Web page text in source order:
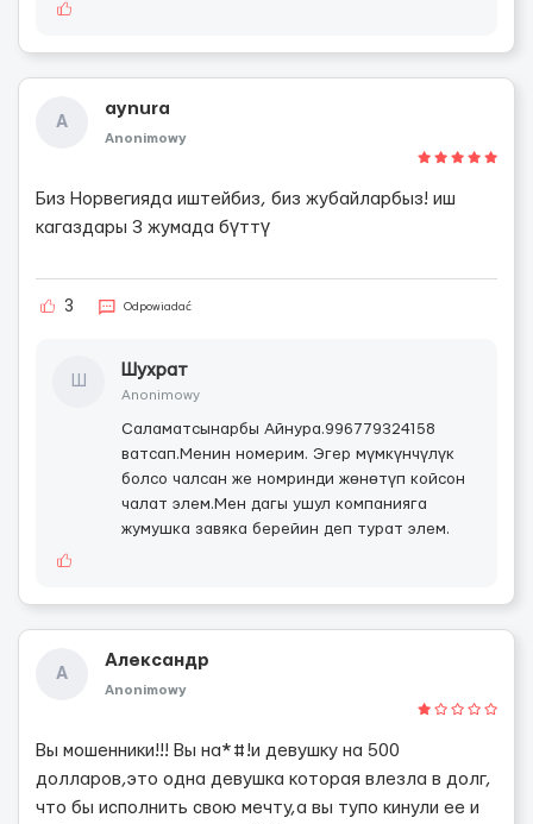
A
aynura
Anonimowy
Биз Норвегияда иштейбиз, биз жубайларбыз! иш
кагаздары 3 жумада бүттү
3 Odpowiadać
Шухрат
Anonimowy
Саламатсынарбы Айнура.996779324158
ватсап.Менин номерим. Эгер мүмкүнчүлүк
болсо чалсан же номринди жөнөтүп койсон
чалат элем.Мен дагы ушул компанияга
жумушка завяка берейин деп турат элем.
А
Александр
Anonimowy
Вы мошенники!!! Вы на*#!и девушку на 500
долларов,это одна девушка которая влезла в долг,
что бы исполнить свою мечту,а вы тупо кинули ее и